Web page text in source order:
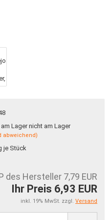
nicht am Lager
abweichend)
je Stück
des Hersteller 7,79 EUR
Ihr Preis 6,93 EUR
inkl. 19% MwSt. zzgl. Versand